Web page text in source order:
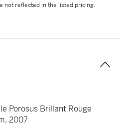
not reflected in the listed pricing.
Porosus Brillant Rouge
2007